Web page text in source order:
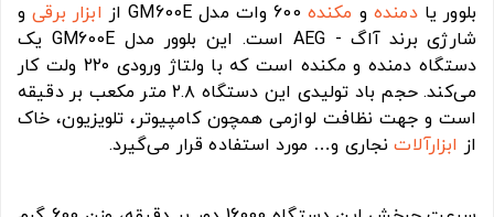
بلوور یادمندهو مکنده ابزار برقیو
شارژی برند آاگ - AEG است. این بلوور مدل GM600E یک
دستگاه دمنده و مکنده است که با ولتاژ ورودی ۲۲۰ ولت کار
می‌کند. حجم باد تولیدی این دستگاه ۲.۸ متر مکعب بر دقیقه
است و جهت نظافت لوازمی همچون کامپیوتر، تلویزیون، خاک
از ابزارآلاتنجاری و… مورد استفاده قرار می‌گیرد.